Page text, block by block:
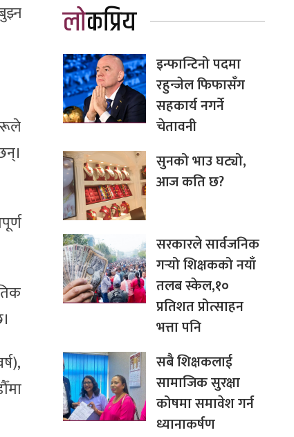
लोकप्रिय
इन्फान्टिनो पदमा
रहुन्जेल फिफासँग
सहकार्य नगर्ने
चेतावनी
सुनको भाउ घट्यो,
आज कति छ?
सरकारले सार्वजनिक
गर्‍यो शिक्षकको नयाँ
तलब स्केल,१०
प्रतिशत प्रोत्साहन
भत्ता पनि
सबै शिक्षकलाई
सामाजिक सुरक्षा
कोषमा समावेश गर्न
ध्यानाकर्षण